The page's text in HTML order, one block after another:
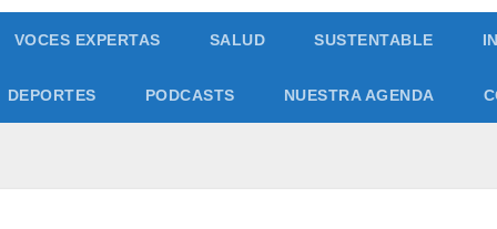
VOCES EXPERTAS SALUD SUSTENTABLE
DEPORTES PODCASTS NUESTRA AGENDA